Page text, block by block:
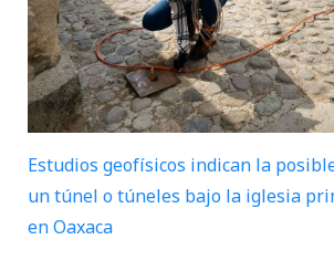
Estudios geofísicos indican la
un túnel o túneles bajo la iglesia
en Oaxaca